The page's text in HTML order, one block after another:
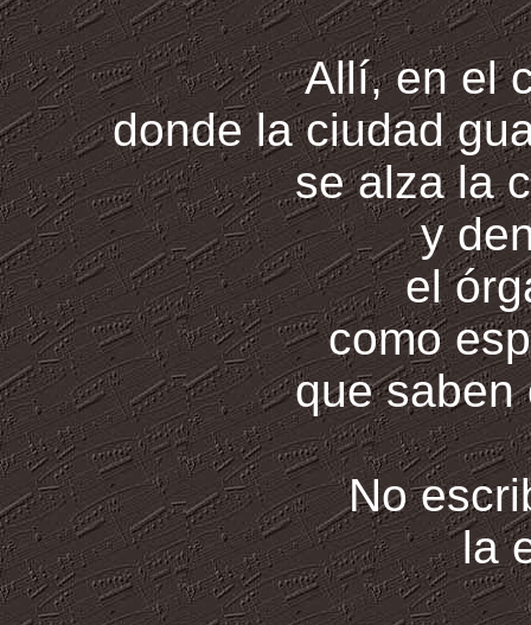
Allí, en el
donde la ciudad
se alza la
y
el
como
que saben
No
la